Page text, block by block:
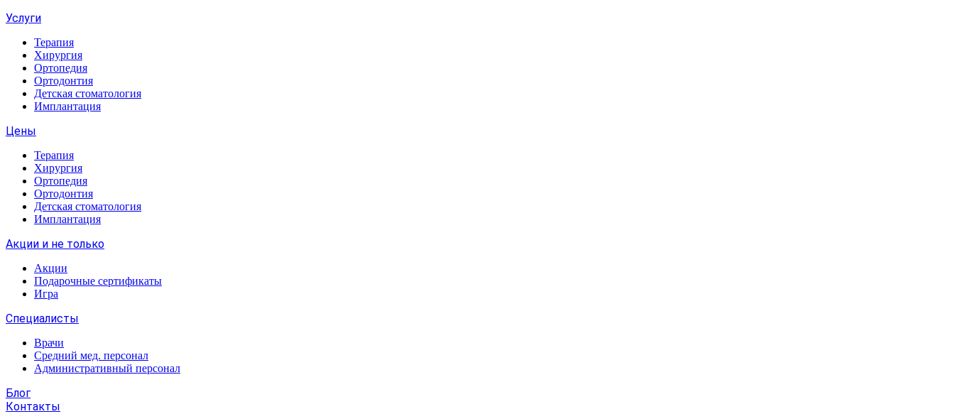
Услуги
Терапия
Хирургия
Ортопедия
Ортодонтия
Детская стоматология
Имплантация
Цены
Терапия
Хирургия
Ортопедия
Ортодонтия
Детская стоматология
Имплантация
Акции и не только
Акции
Подарочные сертификаты
Игра
Специалисты
Врачи
Средний мед. персонал
Административный персонал
Блог
Контакты